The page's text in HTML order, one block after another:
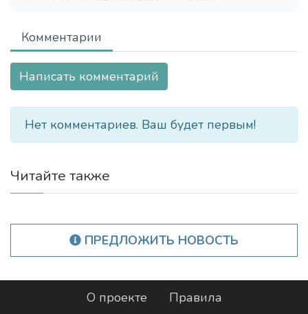
Комментарии
Написать комментарий
Нет комментариев. Ваш будет первым!
Читайте также
ПРЕДЛОЖИТЬ НОВОСТЬ
О проекте
Правила